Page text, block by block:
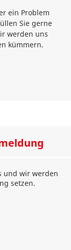
ein Problem
Sie gerne
werden uns
kümmern.
und wir werden
setzen.